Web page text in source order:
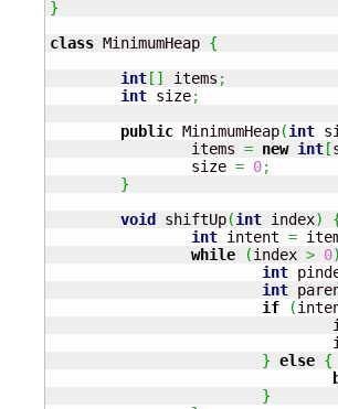
}
class MinimumHeap {
int [ ] items ;
int size;
public MinimumHeap(int
		items
= new int [
		size
= 0;
}
void
shiftUp(int index)
int intent =
while
(index > 0)
int
int
if
(
} else {
}